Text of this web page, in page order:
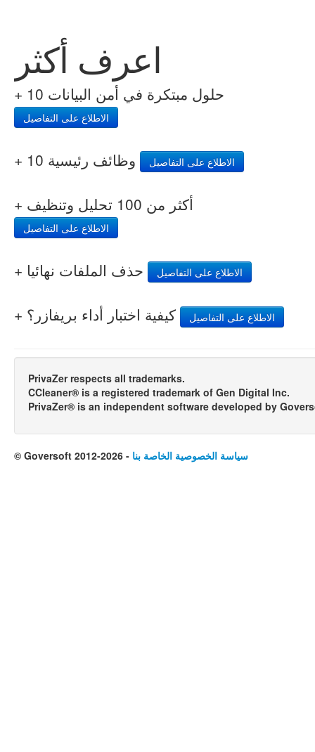
اعرف أكثر
+ 10 حلول مبتكرة في أمن البيانات
الاطلاع على التفاصيل
الاطلاع على التفاصيل
+ أكثر من 100 تحليل وتنظيف
الاطلاع على التفاصيل
الاطلاع على التفاصيل
الاطلاع على التفاصيل
PrivaZer respects all trademarks.
CCleaner® is a registered trademark of Gen Digital Inc.
PrivaZer® is an independent software developed by
© Goversoft 2012-2026 - سياسة الخصوصية الخاصة بنا